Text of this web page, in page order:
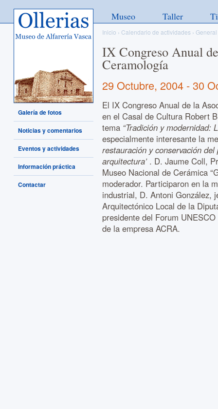
Ollerias - Museo de Alfarería
Vasca
Inicio › Calendario de actividades › General
IX Congreso Anual
Ceramología
29 Octubre, 2004 -30
El IX Congreso Anual de la
en el Casal de Cultura Robert
tema “Tradición y modernidad:
especialmente interesante la
restauración y conservación
arquitectura’. D. Jaume Coll,
Museo Nacional de Cerámica
moderador. Participaron en la
industrial, D. Antoni González,
Arquitectónico Local de la
presidente del Forum
de la empresa ACRA.
Museo Taller
Galería de fotos
Noticias y comentarios
Eventos y actividades
Información práctica
Contactar